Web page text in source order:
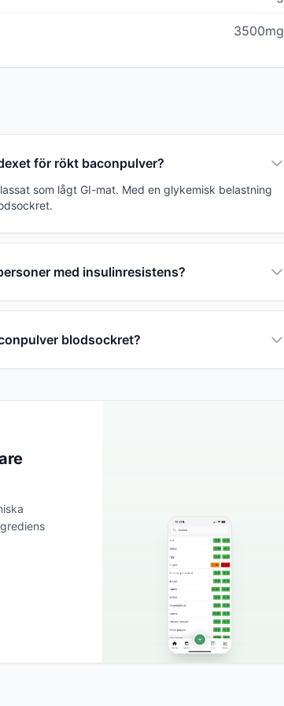
3500mg
för rökt baconpulver?
som lågt GI-mat. Med en glykemisk belastning
med insulinresistens?
blodsockret?